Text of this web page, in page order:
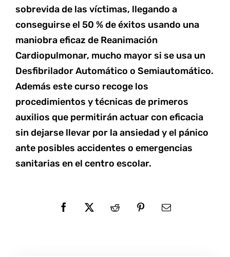
sobrevida de las víctimas, llegando a
conseguirse el 50 % de éxitos usando una
maniobra eficaz de Reanimación
Cardiopulmonar, mucho mayor si se usa un
Desfibrilador Automático o Semiautomático.
Además este curso recoge los
procedimientos y técnicas de primeros
auxilios que permitirán actuar con eficacia
sin dejarse llevar por la ansiedad y el pánico
ante posibles accidentes o emergencias
sanitarias en el centro escolar.